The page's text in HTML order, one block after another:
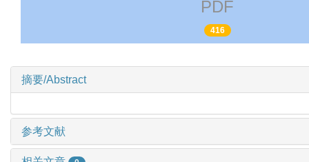
PDF
416
摘要/Abstract
参考文献